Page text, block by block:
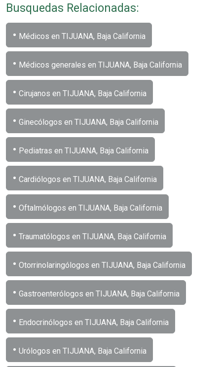
Busquedas Relacionadas:
• Médicos en TIJUANA, Baja California
• Médicos generales en TIJUANA, Baja California
• Cirujanos en TIJUANA, Baja California
• Ginecólogos en TIJUANA, Baja California
• Pediatras en TIJUANA, Baja California
• Cardiólogos en TIJUANA, Baja California
• Oftalmólogos en TIJUANA, Baja California
• Traumatólogos en TIJUANA, Baja California
• Otorrinolaringólogos en TIJUANA, Baja California
• Gastroenterólogos en TIJUANA, Baja California
• Endocrinólogos en TIJUANA, Baja California
• Urólogos en TIJUANA, Baja California